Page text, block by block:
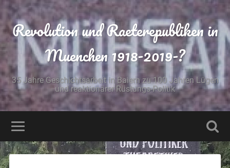
Revolution und Raeterepubliken in
Muenchen 1918-2019-?
35 Jahre Geschichtsarbeit in Baiern zu 100 Jahren Lügen
und reaktionärer Rüstungs-Politik